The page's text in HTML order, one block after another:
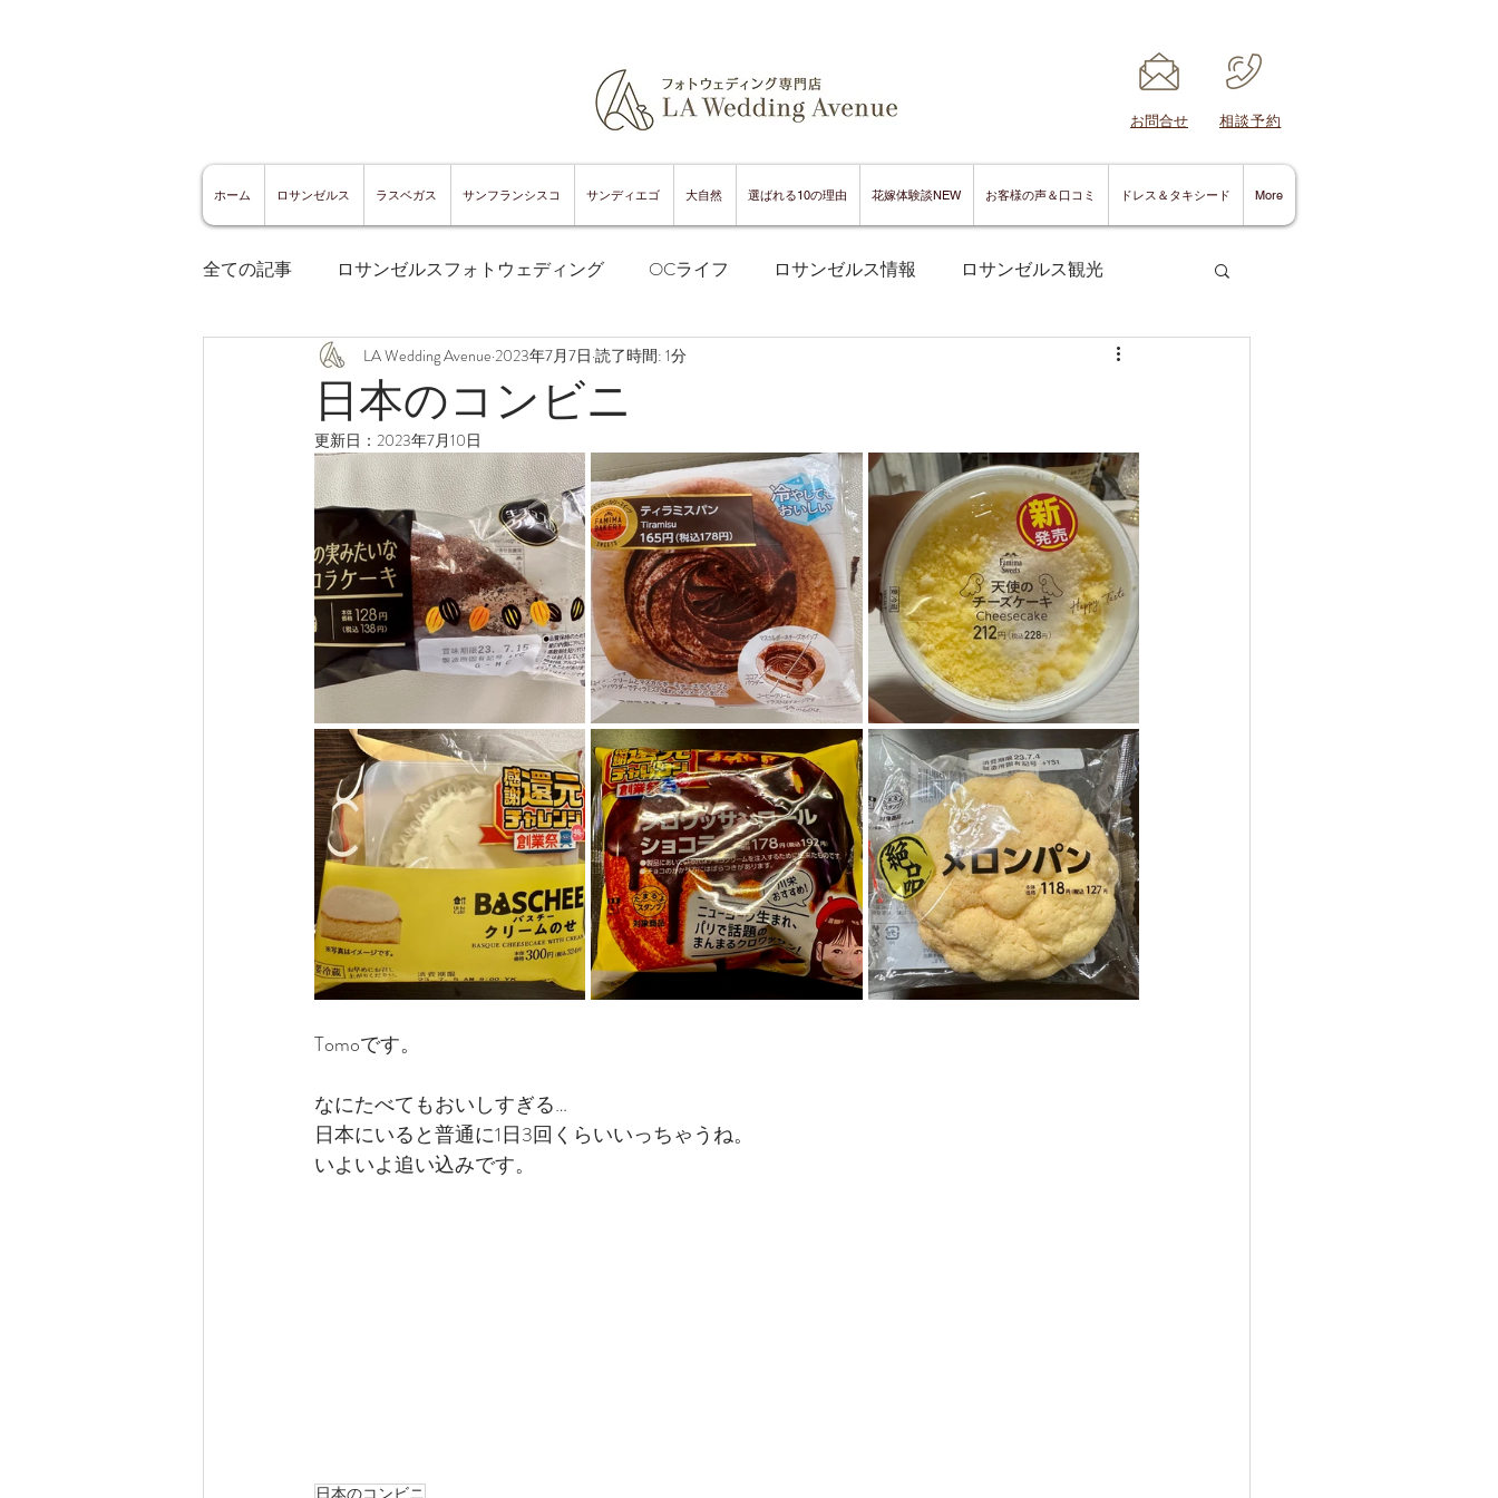
​お問合せ ​相談予約
ホーム ロサンゼルス ラスベガス サンフランシスコ サンディエゴ 大自然 選ばれる10の理由 花嫁体験談NEW お客様の声＆口コミ ドレス＆タキシード More
全ての記事 ロサンゼルスフォトウェディング OCライフ ロサンゼルス情報 ロサンゼルス観光
ロサンゼルスグルメ サンフランシスコフォトウェディング
サンフランシスコ観光 サンフランシスコグルメ サンディエゴフォトウェディング サンディエゴ情報
サンディエゴ観光 サンディエゴグルメ ラスベガスフォトウェディング ラスベガス情報
ラスベガス観光 ラスベガスグルメ ハワイフォトウェディング ハワイ情報 ハワイ観光
ロサンゼルスウェディング サンフランシスコウェディング サンディエゴウェディング
ラスベガスウェディング ハワイウェディング アメリカ情報 アメリカ観光
ウェディングプランナーの1日 LA WEDDING AVENUEスタッフの1日
日本のコンビニ
LA Wedding Avenue 2023年7月7日 読了時間: 1分
更新日： 2023年7月10日
Tomoです。
なにたべてもおいしすぎる…
日本にいると普通に1日3回くらいいっちゃうね。
いよいよ追い込みです。
日本のコンビニ